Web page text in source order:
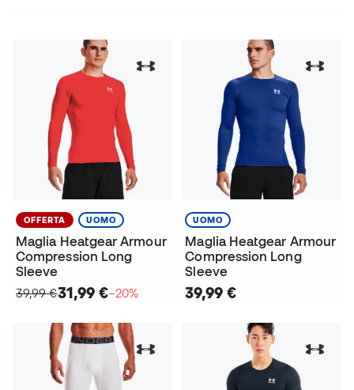
OFFERTA UOMO
Maglia Heatgear Armour
Compression Long
Sleeve
39,99 €31,99 €−20%
UOMO
Maglia Heatgear Armour
Compression Long
Sleeve
39,99 €